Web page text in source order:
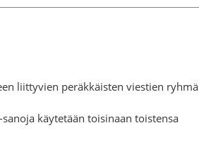
liittyvien peräkkäisten viestien ryhmä
käytetään toisinaan toistensa